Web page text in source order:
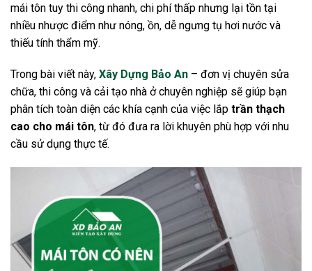
mái tôn tuy thi công nhanh, chi phí thấp nhưng lại tồn tại
nhiều nhược điểm như nóng, ồn, dễ ngưng tụ hơi nước và
thiếu tính thẩm mỹ.
Trong bài viết này, Xây Dựng Bảo An – đơn vị chuyên sửa
chữa, thi công và cải tạo nhà ở chuyên nghiệp sẽ giúp bạn
phân tích toàn diện các khía cạnh của việc lắp trần thạch
cao cho mái tôn, từ đó đưa ra lời khuyên phù hợp với nhu
cầu sử dụng thực tế.